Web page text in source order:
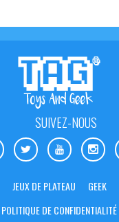
SUIVEZ-NOUS
JEUX DE PLATEAU GEEK
POLITIQUE DE CONFIDENTIALITÉ